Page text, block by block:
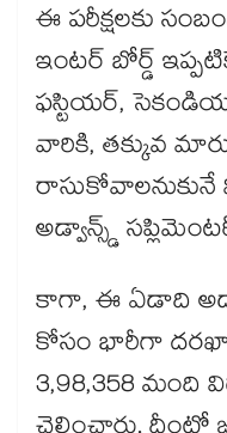
ఈ పరీక్షలకు
ఇంటర్ బోర్డ్
ఫస్టియర్,
వారికి, తక్కువ
రాసుకోవాలనుకునే
అడ్వాన్స్డ్
కాగా, ఈ ఏడాది
కోసం భారీగా
3,98,358 మంది